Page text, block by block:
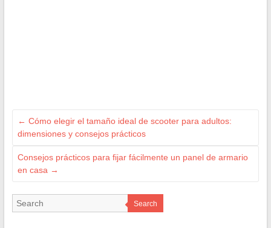
← Cómo elegir el tamaño ideal de scooter para adultos:
dimensiones y consejos prácticos
Consejos prácticos para fijar fácilmente un panel de armario
en casa →
Search